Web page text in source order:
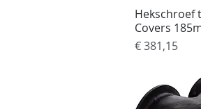
Hekschroef
Covers
Prijs
€ 381,15